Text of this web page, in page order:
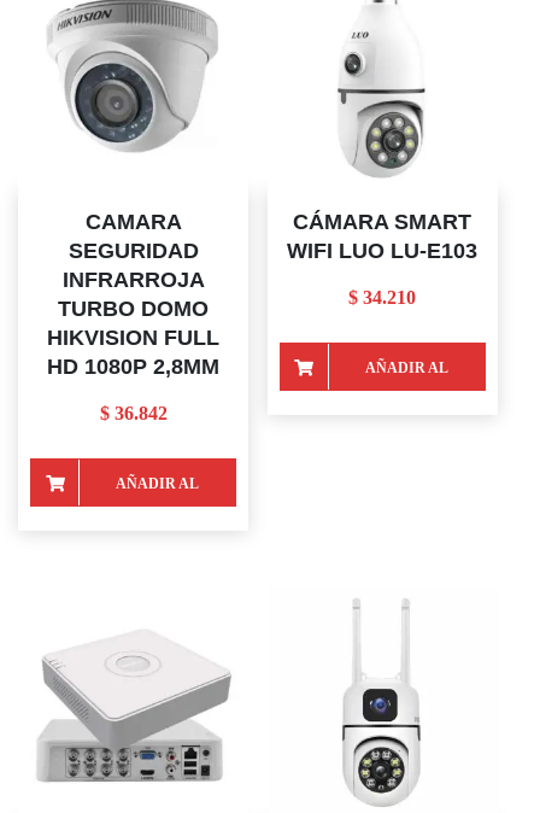
CAMARA
SEGURIDAD
INFRARROJA
TURBO DOMO
HIKVISION FULL
HD 1080P 2,8MM
$36.842
AÑADIR AL
CÁMARA SMART
WIFI LUO LU-E103
$ 34.210
AÑADIR AL